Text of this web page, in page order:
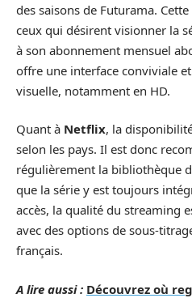
des saisons de Futurama.
ceux qui désirent visionner la
à son abonnement mensuel
offre une interface conviviale
visuelle, notamment en HD.
Quant à Netflix, la
selon les pays. Il est donc
régulièrement la bibliothèque
que la série y est toujours
accès, la qualité du streaming
avec des options de sous-
français.
A lire aussi : Découvrez où